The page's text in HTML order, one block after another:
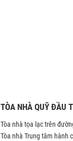
TÒA NHÀ QUỸ ĐẦU
Tòa nhà tọa lạc trên
Tòa nhà Trung tâm hành